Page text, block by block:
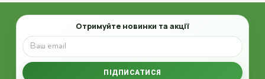
Email
Отримуйте новинки та акції
ПІДПИСАТИСЯ